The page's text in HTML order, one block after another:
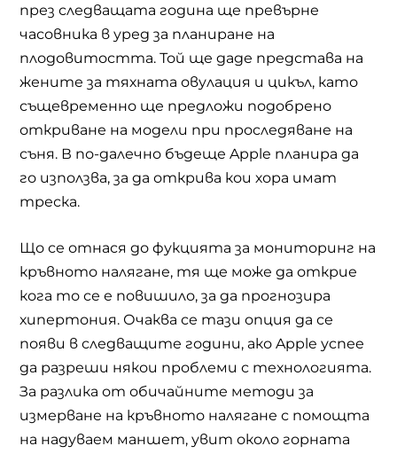
през следващата година ще превърне
часовника в уред за планиране на
плодовитостта. Той ще даде представа на
жените за тяхната овулация и цикъл, като
същевременно ще предложи подобрено
откриване на модели при проследяване на
съня. В по-далечно бъдеще Apple планира да
го използва, за да открива кои хора имат
треска.
Що се отнася до фукцията за мониторинг на
кръвното налягане, тя ще може да открие
кога то се е повишило, за да прогнозира
хипертония. Очаква се тази опция да се
появи в следващите години, ако Apple успее
да разреши някои проблеми с технологията.
За разлика от обичайните методи за
измерване на кръвното налягане с помощта
на надуваем маншет, увит около горната